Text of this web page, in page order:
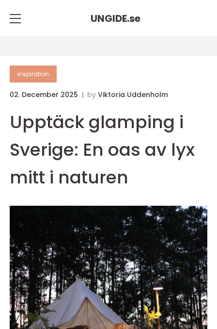
UNGIDE.se
inspiration
02. December 2025 by Viktoria Uddenholm
Upptäck glamping i
Sverige: En oas av lyx
mitt i naturen